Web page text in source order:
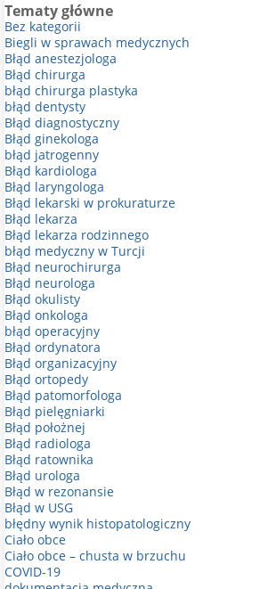
Tematy główne
Bez kategorii
Biegli w sprawach medycznych
Błąd anestezjologa
Błąd chirurga
błąd chirurga plastyka
błąd dentysty
Błąd diagnostyczny
Błąd ginekologa
błąd jatrogenny
Błąd kardiologa
Błąd laryngologa
Błąd lekarski w prokuraturze
Błąd lekarza
Błąd lekarza rodzinnego
błąd medyczny w Turcji
Błąd neurochirurga
Błąd neurologa
Błąd okulisty
Błąd onkologa
błąd operacyjny
Błąd ordynatora
Błąd organizacyjny
Błąd ortopedy
Błąd patomorfologa
Błąd pielęgniarki
Błąd położnej
Błąd radiologa
Błąd ratownika
Błąd urologa
Błąd w rezonansie
Błąd w USG
błędny wynik histopatologiczny
Ciało obce
Ciało obce – chusta w brzuchu
COVID-19